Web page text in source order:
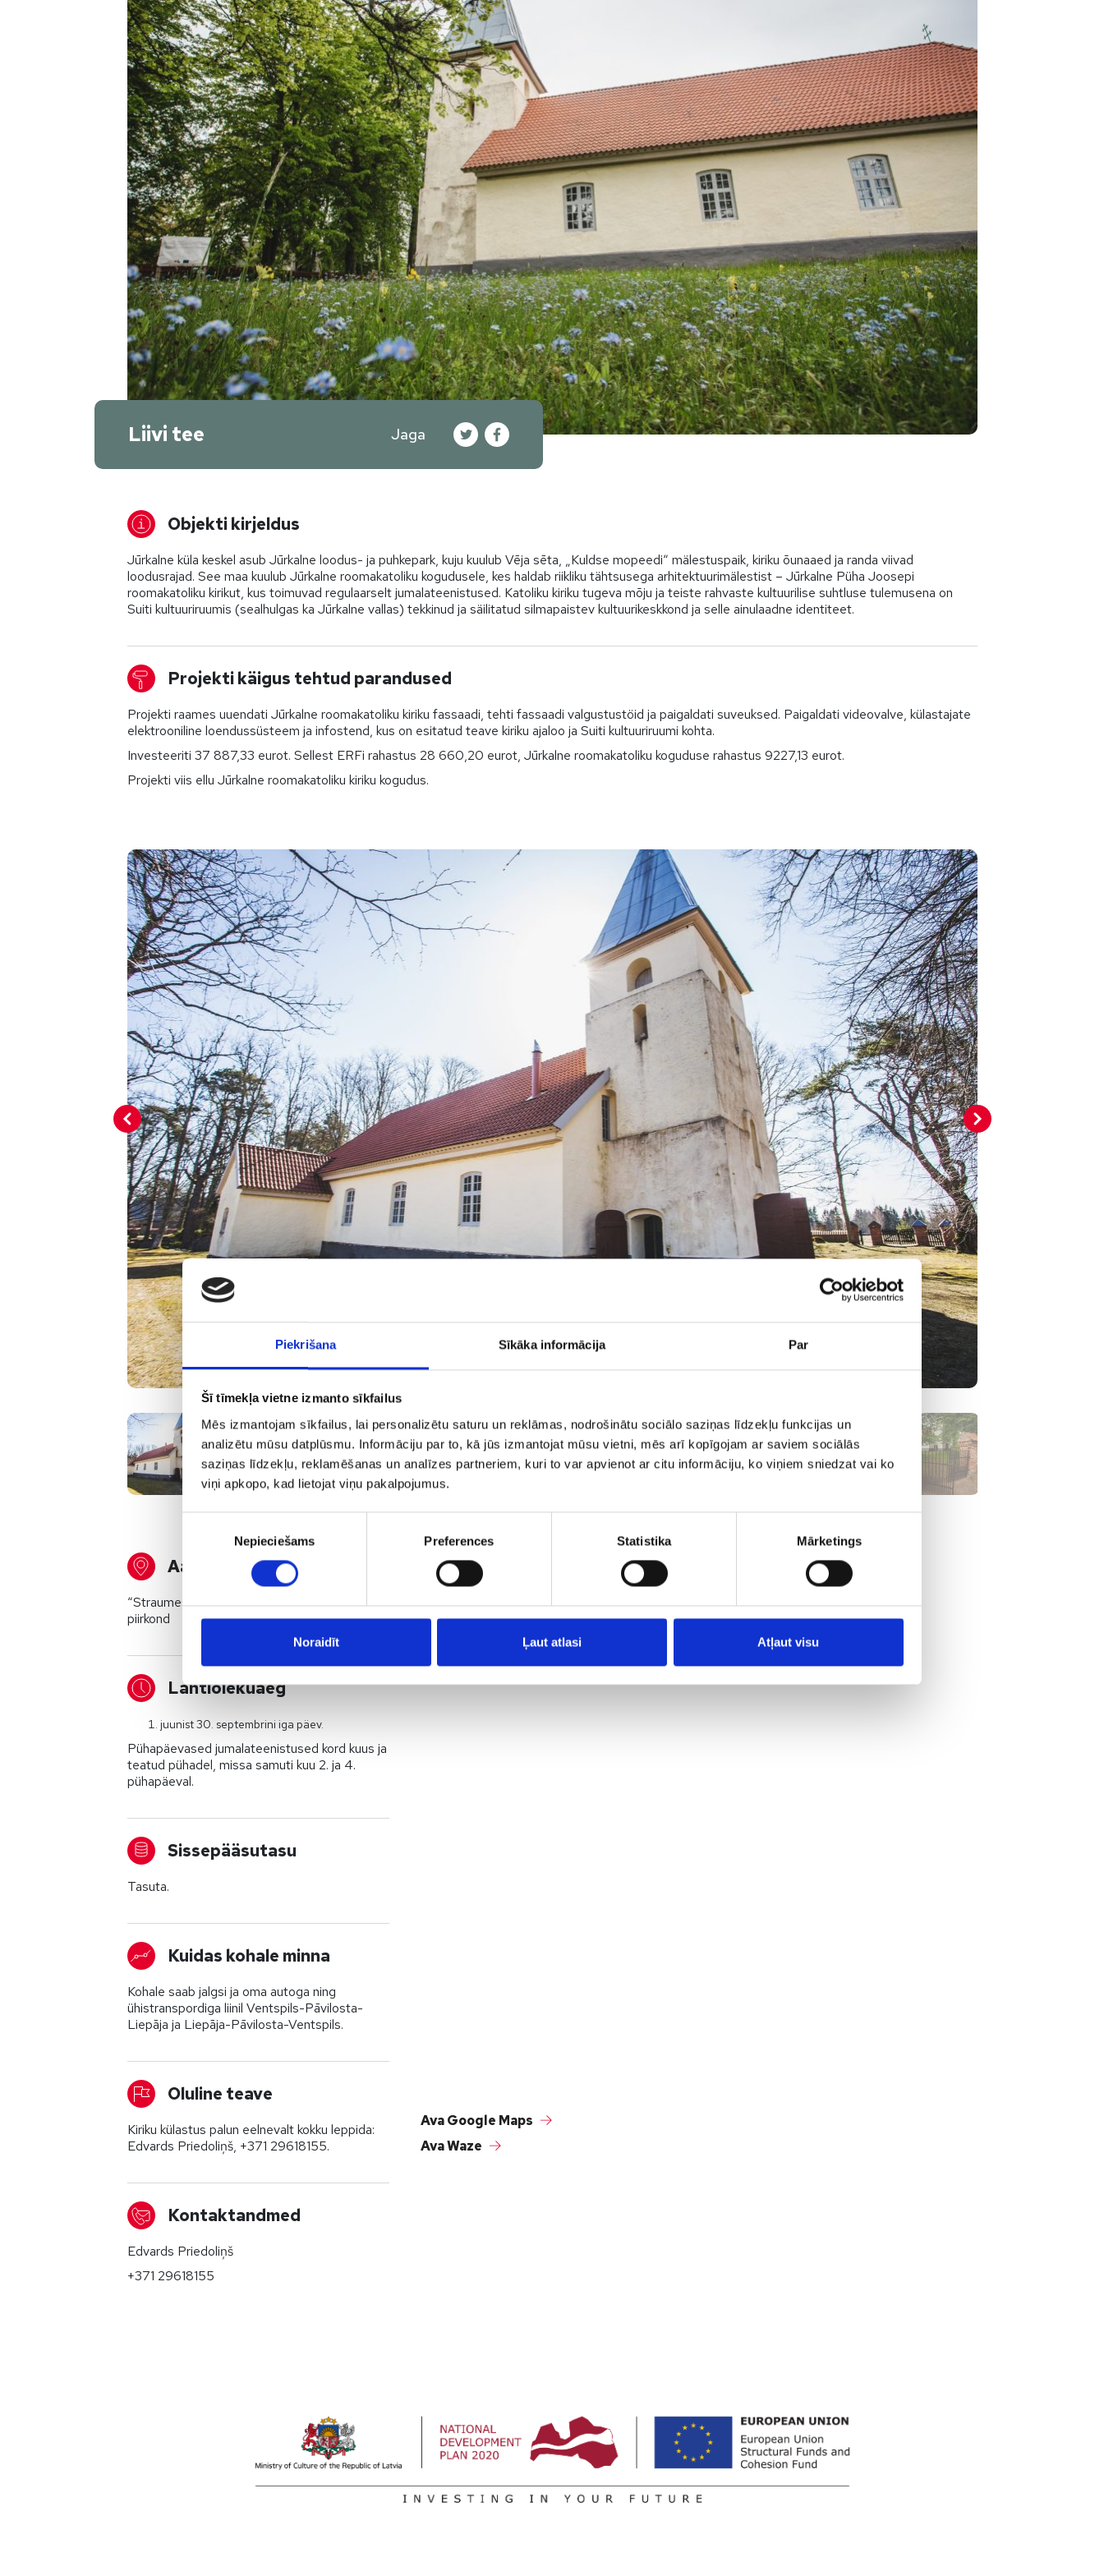
Piekrišana Sīkāka informācija Par
Šī tīmekļa vietne izmanto sīkfailus
Mēs izmantojam sīkfailus, lai personalizētu saturu un reklāmas, nodrošinātu sociālo saziņas līdzekļu funkcijas un
analizētu mūsu datplūsmu. Informāciju par to, kā jūs izmantojat mūsu vietni, mēs arī kopīgojam ar saviem sociālās
saziņas līdzekļu, reklamēšanas un analīzes partneriem, kuri to var apvienot ar citu informāciju, ko viņiem sniedzat vai ko
viņi apkopo, kad lietojat viņu pakalpojumus.
Nepieciešams Preferences Statistika Mārketings
Noraidīt Ļaut atlasi Atļaut visu
Liivi tee Jaga
Objekti kirjeldus
Jūrkalne küla keskel asub Jūrkalne loodus- ja puhkepark, kuju kuulub Vēja sēta, „Kuldse mopeedi“ mälestuspaik, kiriku õunaaed ja randa viivad
loodusrajad. See maa kuulub Jūrkalne roomakatoliku kogudusele, kes haldab riikliku tähtsusega arhitektuurimälestist – Jūrkalne Püha Joosepi
roomakatoliku kirikut, kus toimuvad regulaarselt jumalateenistused. Katoliku kiriku tugeva mõju ja teiste rahvaste kultuurilise suhtluse tulemusena on
Suiti kultuuriruumis (sealhulgas ka Jūrkalne vallas) tekkinud ja säilitatud silmapaistev kultuurikeskkond ja selle ainulaadne identiteet.
Projekti käigus tehtud parandused
Projekti raames uuendati Jūrkalne roomakatoliku kiriku fassaadi, tehti fassaadi valgustustöid ja paigaldati suveuksed. Paigaldati videovalve, külastajate
elektrooniline loendussüsteem ja infostend, kus on esitatud teave kiriku ajaloo ja Suiti kultuuriruumi kohta.
Investeeriti 37 887,33 eurot. Sellest ERFi rahastus 28 660,20 eurot, Jūrkalne roomakatoliku koguduse rahastus 9227,13 eurot.
Projekti viis ellu Jūrkalne roomakatoliku kiriku kogudus.
Aadress
“Straumes” Jurkalne, Jurkalne vald, Ventspilsi
piirkond
Lahtiolekuaeg
juunist 30. septembrini iga päev.
Pühapäevased jumalateenistused kord kuus ja
teatud pühadel, missa samuti kuu 2. ja 4.
pühapäeval.
Sissepääsutasu
Tasuta.
Kuidas kohale minna
Kohale saab jalgsi ja oma autoga ning
ühistranspordiga liinil Ventspils-Pāvilosta-
Liepāja ja Liepāja-Pāvilosta-Ventspils.
Oluline teave
Kiriku külastus palun eelnevalt kokku leppida:
Edvards Priedoliņš, +371 29618155.
Kontaktandmed
Edvards Priedoliņš
+371 29618155
Ava Google Maps
Ava Waze